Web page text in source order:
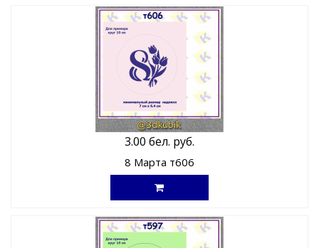
3.00 бел. руб.
8 Марта т606